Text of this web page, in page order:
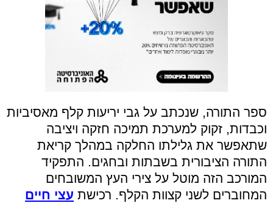
ספר התורה, שנכתב על גבי יריעות קלף מאסיביות
וכבדות, זקוק למערכת תמיכה חזקה ויציבה
שתאפשר את גלילתו החלקה במהלך קריאת
התורה הציבורית בשבתות ובחגים. התפקיד
המורכב הזה מוטל על צירי העץ המשובחים
המחוברים לשני קצוות הקלף. רכישת עצי חיים